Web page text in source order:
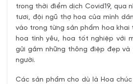
trong thời điểm dịch Covid19, qua
tươi, đội ngũ thợ hoa của mình
vào trong từng sản phẩm hoa khai
hoa tình yêu, hoa tốt nghiệp với
gửi gắm những thông điệp đẹp
người.
Các sản phẩm cho dù là Hoa